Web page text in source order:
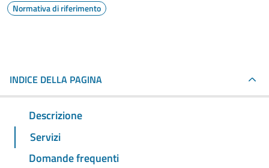
Normativa di riferimento
INDICE DELLA PAGINA
Descrizione
Servizi
Domande frequenti